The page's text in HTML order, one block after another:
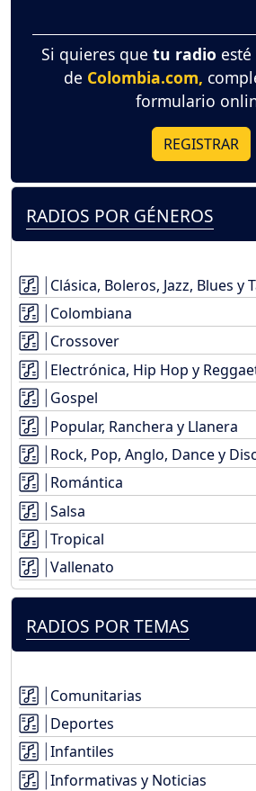
Si quieres que tu radio
de Colombia.com,
formulario
REGISTRAR
RADIOS POR GÉNEROS
Clásica, Boleros, Jazz, Blues y
Colombiana
Crossover
Electrónica, Hip Hop y
Gospel
Popular, Ranchera y Llanera
Rock, Pop, Anglo, Dance y
Romántica
Salsa
Tropical
Vallenato
RADIOS POR TEMAS
Comunitarias
Deportes
Infantiles
Informativas y Noticias